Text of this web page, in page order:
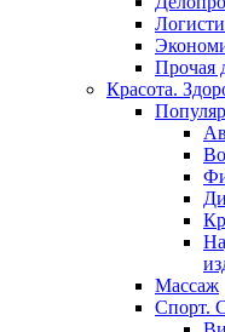
Прочая
Красота.
Массаж
Спорт.